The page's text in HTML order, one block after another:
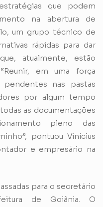
que podem
na abertura de
um grupo técnico de
rápidas para dar
atualmente, estão
em uma força
nas pastas
por algum tempo
as documentações
pleno das
pontuou Vinícius
e empresário na
para o secretário
de Goiânia. O